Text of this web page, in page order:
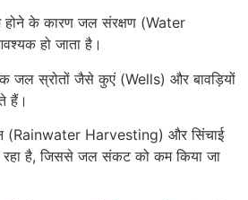
होने के कारण जल संरक्षण (Water
हो जाता है।
जल स्रोतों जैसे कुएं (Wells) और बावड़ियों
हैं।
(Rainwater Harvesting) और सिंचाई
रहा है, जिससे जल संकट को कम किया जा